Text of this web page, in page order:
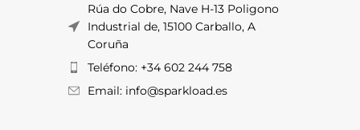
Rúa do Cobre, Nave H-13 Poligono
Industrial de, 15100 Carballo, A
Coruña
Teléfono: +34 602 244 758
Email: info@sparkload.es